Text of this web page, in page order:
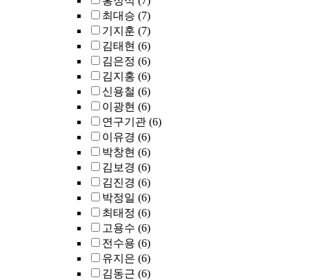
최대승 (7)
기지훈 (7)
김태현 (6)
김은정 (6)
김지홍 (6)
신용철 (6)
이광현 (6)
연구기관 (6)
이유경 (6)
박창현 (6)
김보경 (6)
김진경 (6)
박정일 (6)
최태정 (6)
고용수 (6)
전수용 (6)
유지은 (6)
김동근 (6)